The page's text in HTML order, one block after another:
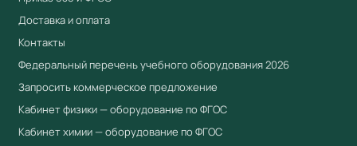
Наличие
возможности
использования в
качестве
маркерной доски
Да
Характеристики программного
Доставка и оплата
Контакты
Федеральный перечень учебного оборудования 2026
Запросить коммерческое предложение
Кабинет физики — оборудование по ФГОС
Кабинет химии — оборудование по ФГОС